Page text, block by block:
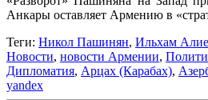
Анкары оставляет Армению в
Теги: Никол Пашинян, Ильхам
Новости, новости Армении,
Дипломатия, Арцах (Карабах),
yandex